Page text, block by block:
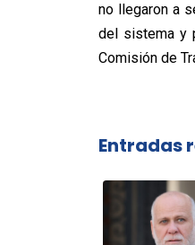
no llegaron a
del sistema y
Comisión de
Entradas